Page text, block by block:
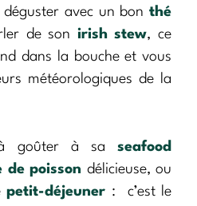
déguster avec un bonthé
de son irish stew, ce
dans la bouche et vous
météorologiques de la
à goûter à sa seafood
de poisson délicieuse, ou
petit-déjeuner : c’est le